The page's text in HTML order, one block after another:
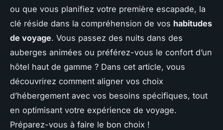
ou que vous planifiez votre première escapade, la
clé réside dans la compréhension de vos habitudes
de voyage. Vous passez des nuits dans des
auberges animées ou préférez-vous le confort d’un
hôtel haut de gamme ? Dans cet article, vous
découvrirez comment aligner vos choix
d’hébergement avec vos besoins spécifiques, tout
en optimisant votre expérience de voyage.
Préparez-vous à faire le bon choix !